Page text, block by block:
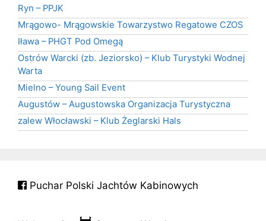
Ryn – PPJK
Mrągowo- Mrągowskie Towarzystwo Regatowe CZOS
Iława – PHGT Pod Omegą
Ostrów Warcki (zb. Jeziorsko) – Klub Turystyki Wodnej
Warta
Mielno – Young Sail Event
Augustów – Augustowska Organizacja Turystyczna
zalew Włocławski – Klub Żeglarski Hals
Puchar Polski Jachtów Kabinowych